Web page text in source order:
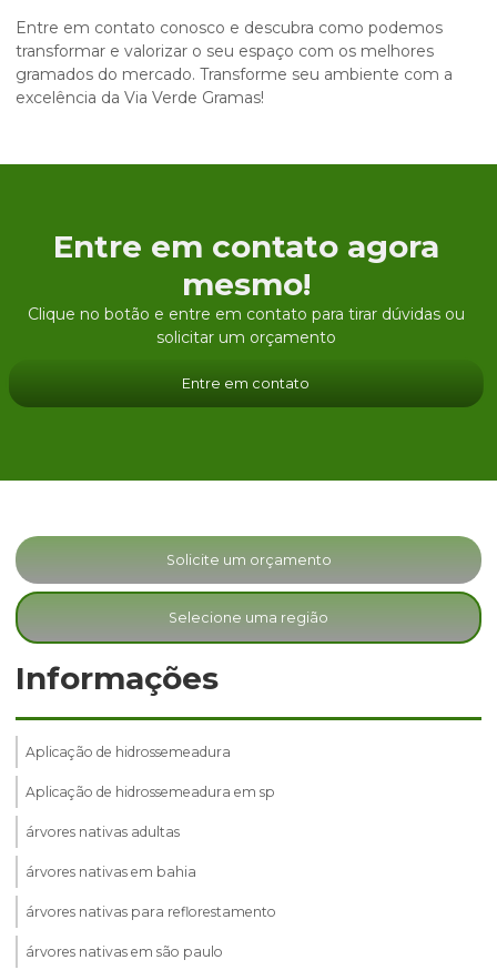
Entre em contato conosco e descubra como podemos
transformar e valorizar o seu espaço com os melhores
gramados do mercado. Transforme seu ambiente com a
excelência da Via Verde Gramas!
Entre em contato agora
mesmo!
Clique no botão e entre em contato para tirar dúvidas ou
solicitar um orçamento
Entre em contato
Solicite um orçamento
Selecione uma região
Informações
Aplicação de hidrossemeadura
Aplicação de hidrossemeadura em sp
árvores nativas adultas
árvores nativas em bahia
árvores nativas para reflorestamento
árvores nativas em são paulo